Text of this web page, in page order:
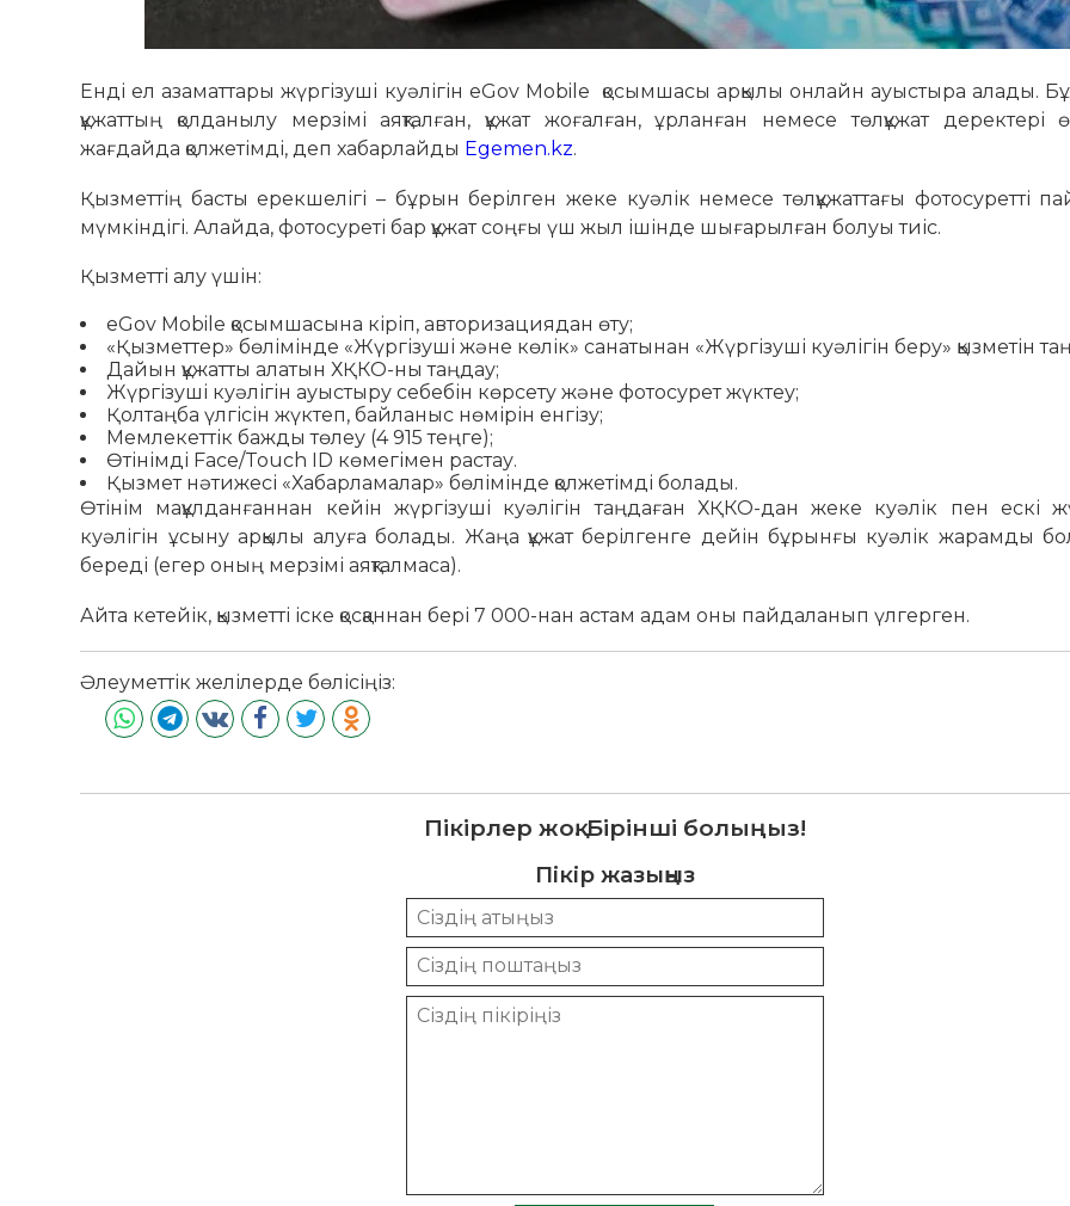
Енді ел азаматтары жүргізуші куәлігін eGov Mobile қосымшасы арқылы онлайн ауыстыра алады.
құжаттың қолданылу мерзімі аяқталған, құжат жоғалған, ұрланған немесе төлқұжат деректері
жағдайда қолжетімді, деп хабарлайды Egemen.kz.
Қызметтің басты ерекшелігі – бұрын берілген жеке куәлік немесе төлқұжаттағы фотосуретті
мүмкіндігі. Алайда, фотосуреті бар құжат соңғы үш жыл ішінде шығарылған болуы тиіс.
Қызметті алу үшін:
eGov Mobile қосымшасына кіріп, авторизациядан өту;
«Қызметтер» бөлімінде «Жүргізуші және көлік» санатынан «Жүргізуші куәлігін беру» қызметін
Дайын құжатты алатын ХҚКО-ны таңдау;
Жүргізуші куәлігін ауыстыру себебін көрсету және фотосурет жүктеу;
Қолтаңба үлгісін жүктеп, байланыс нөмірін енгізу;
Мемлекеттік бажды төлеу (4 915 теңге);
Өтінімді Face/Touch ID көмегімен растау.
Қызмет нәтижесі «Хабарламалар» бөлімінде қолжетімді болады.
Өтінім мақұлданғаннан кейін жүргізуші куәлігін таңдаған ХҚКО-дан жеке куәлік пен ескі
куәлігін ұсыну арқылы алуға болады. Жаңа құжат берілгенге дейін бұрынғы куәлік жарамды
береді (егер оның мерзімі аяқталмаса).
Айта кетейік, қызметті іске қосқаннан бері 7 000-нан астам адам оны пайдаланып үлгерген.
Әлеуметтік желілерде бөлісіңіз:
Пікірлер жоқ. Бірінші болыңыз!
Пікір жазыңыз